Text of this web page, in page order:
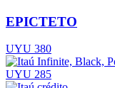
EPICTETO
UYU 380
UYU 285